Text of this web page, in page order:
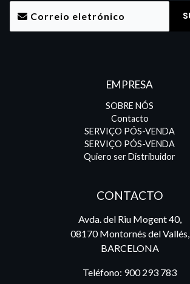
EMPRESA
SOBRE NÓS
Contacto
SERVIÇO PÓS-VENDA
SERVIÇO PÓS-VENDA
Quiero ser Distribuidor
CONTACTO
Avda. del Riu Mogent 40,
08170 Montornés del Vallés,
BARCELONA
Teléfono: 900 293 783